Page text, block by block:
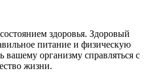
здоровья. Здоровый
питание и физическую
вашему организму справляться с
жизни.